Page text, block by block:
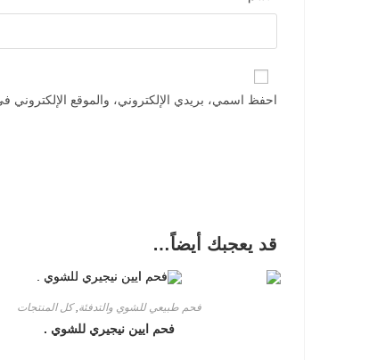
احفظ اسمي، بريدي الإلكتروني، والموقع الإلكتروني
قد يعجبك أيضاً…
فحم طبيعي للشوي والتدفئة,كل المنتجات
فحم ايين نيجيري للشوي .